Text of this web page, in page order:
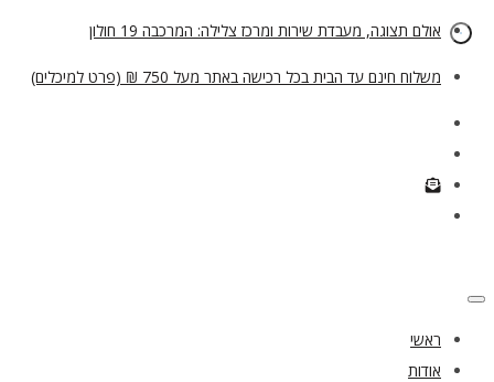
אולם תצוגה, מעבדת שירות ומרכז צלילה: המרכבה 19 חולון
משלוח חינם עד הבית בכל רכישה באתר מעל 750 ₪ (פרט למיכלים)
ראשי
אודות